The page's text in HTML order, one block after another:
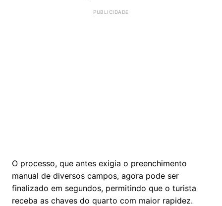
O processo, que antes exigia o preenchimento
manual de diversos campos, agora pode ser
finalizado em segundos, permitindo que o turista
receba as chaves do quarto com maior rapidez.